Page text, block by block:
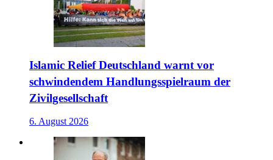
Islamic Relief Deutschland warnt vor
schwindendem Handlungsspielraum der
Zivilgesellschaft
6. August 2026